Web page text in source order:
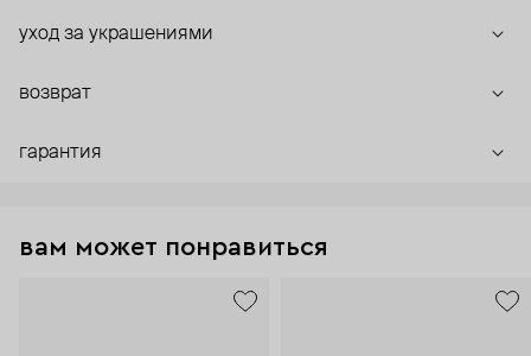
уход за украшениями
возврат
гарантия
вам может понравиться